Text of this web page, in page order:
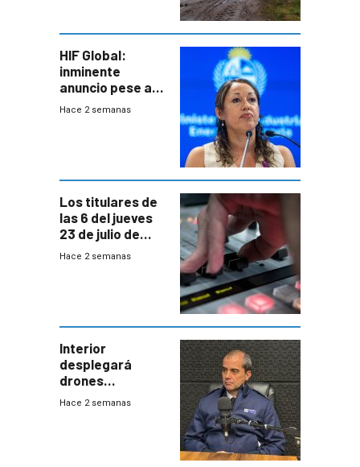
HIF Global:
inminente
anuncio pese a
declaración de
gobierno
Hace 2 semanas
Los titulares de
las 6 del jueves
23 de julio de
2026
Hace 2 semanas
Interior
desplegará
drones
autónomos para
Hace 2 semanas